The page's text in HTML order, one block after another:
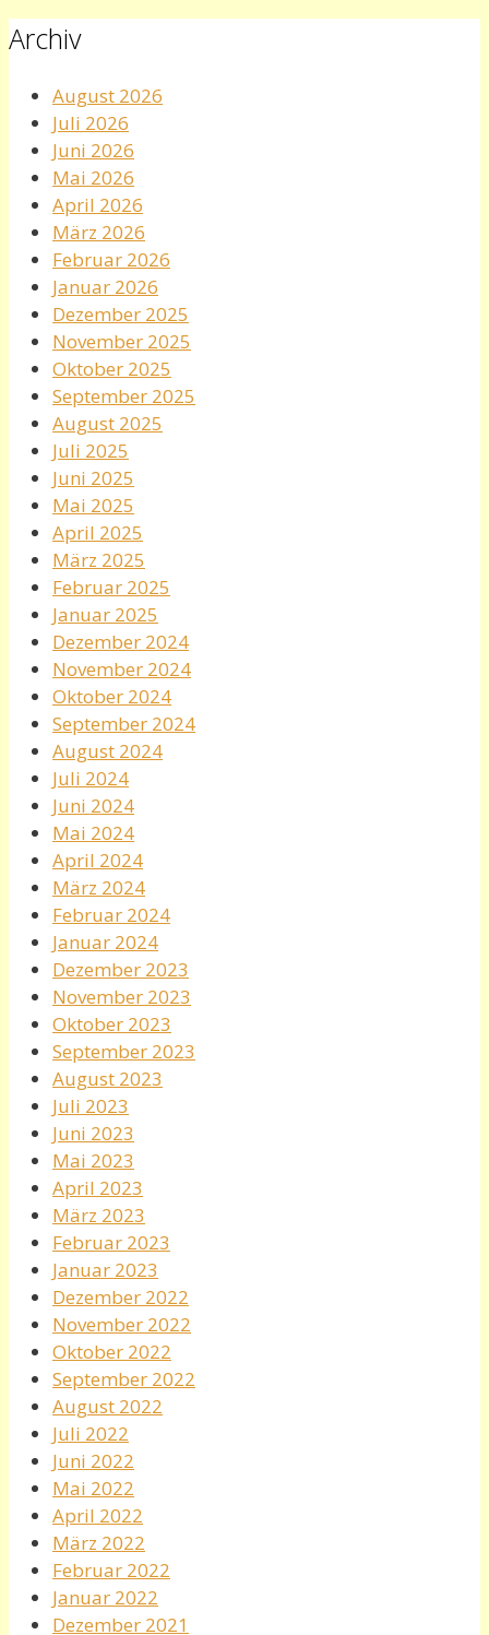
Archiv
August 2026
Juli 2026
Juni 2026
Mai 2026
April 2026
März 2026
Februar 2026
Januar 2026
Dezember 2025
November 2025
Oktober 2025
September 2025
August 2025
Juli 2025
Juni 2025
Mai 2025
April 2025
März 2025
Februar 2025
Januar 2025
Dezember 2024
November 2024
Oktober 2024
September 2024
August 2024
Juli 2024
Juni 2024
Mai 2024
April 2024
März 2024
Februar 2024
Januar 2024
Dezember 2023
November 2023
Oktober 2023
September 2023
August 2023
Juli 2023
Juni 2023
Mai 2023
April 2023
März 2023
Februar 2023
Januar 2023
Dezember 2022
November 2022
Oktober 2022
September 2022
August 2022
Juli 2022
Juni 2022
Mai 2022
April 2022
März 2022
Februar 2022
Januar 2022
Dezember 2021